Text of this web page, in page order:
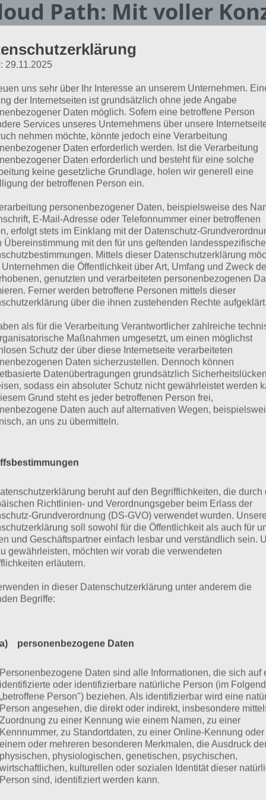
Path: Mit voller
Highscore
Cloud Path
– (c)
Ketchapp
Highscore Spiele sind in der Regel
Versuche so lange wie möglich zu
ersten Fehler bist du raus. So ist das
denn weitermachen nach einem
Selbst mit der Premiumwährung
finden, sodass man den Highscore
vergleichen kann.
Doch um was geht es in Cloud Path
hierbei einen quadratischen Block
Steuerungsmöglichkeiten. Tippst du
des Displays so geht dieser einen
der linken Seite, springt der Vogel
Auch wenn sich die Richtung der
du darauf nicht achten. Es geht bei
darum bei Treppen zu springen
nicht so einfach
wird man nur allzu schnell feststellen, dass es
in Wirklichkeit ist. So benötigt man neben einer hohen
auch eine gute Schnelligkeit. Umso
desto schneller fallen die Platten hinter einem
schneller tippen muss und dann entstehen die
Weg sammelt ihr noch Gems (Edelsteine) ein.
Figuren freizuschalten. Wem das nicht schnell
Kauf greifen und so schneller neue Spielfiguren
Video zu Cloud Path
du dir einen besseren Eindruck zu Cloud Path
29.11.2025
uns sehr über Ihr Interesse an unserem Unternehmen.
der Internetseiten ist grundsätzlich ohne jede Angabe
Daten möglich. Sofern eine betroffene Person
Services unseres Unternehmens über unsere
nehmen möchte, könnte jedoch eine Verarbeitung
Daten erforderlich werden. Ist die Verarbeitung
Daten erforderlich und besteht für eine solche
keine gesetzliche Grundlage, holen wir generell eine
der betroffenen Person ein.
personenbezogener Daten, beispielsweise des
E-Mail-Adresse oder Telefonnummer einer betroffenen
erfolgt stets im Einklang mit der Datenschutz-
Übereinstimmung mit den für uns geltenden
Mittels dieser Datenschutzerklärung
Unternehmen die Öffentlichkeit über Art, Umfang und Zweck
genutzten und verarbeiteten personenbezogenen
Ferner werden betroffene Personen mittels dieser
über die ihnen zustehenden Rechte aufgeklärt.
als für die Verarbeitung Verantwortlicher zahlreiche
Maßnahmen umgesetzt, um einen möglichst
Schutz der über diese Internetseite verarbeiteten
Daten sicherzustellen. Dennoch können
Datenübertragungen grundsätzlich Sicherheitslücken
sodass ein absoluter Schutz nicht gewährleistet werden
Grund steht es jeder betroffenen Person frei,
Daten auch auf alternativen Wegen,
an uns zu übermitteln.
beruht auf den Begrifflichkeiten, die durch
Richtlinien- und Verordnungsgeber beim Erlass der
Grundverordnung (DS-GVO) verwendet wurden. Unsere
soll sowohl für die Öffentlichkeit als auch für
und Geschäftspartner einfach lesbar und verständlich sein.
gewährleisten, möchten wir vorab die verwendeten
erläutern.
in dieser Datenschutzerklärung unter anderem die
Begriffe:
a) personenbezogene Daten
Personenbezogene Daten sind alle Informationen, die sich auf
identifizierte oder identifizierbare natürliche Person (im
„betroffene Person") beziehen. Als identifizierbar wird eine
Person angesehen, die direkt oder indirekt, insbesondere
Zuordnung zu einer Kennung wie einem Namen, zu einer
Kennnummer, zu Standortdaten, zu einer Online-Kennung oder
einem oder mehreren besonderen Merkmalen, die Ausdruck
physischen, physiologischen, genetischen, psychischen,
wirtschaftlichen, kulturellen oder sozialen Identität dieser
Person sind, identifiziert werden kann.